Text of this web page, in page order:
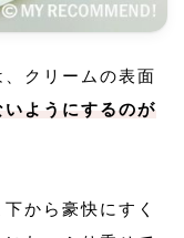
、クリームの表面
いようにするのが
から豪快にすく